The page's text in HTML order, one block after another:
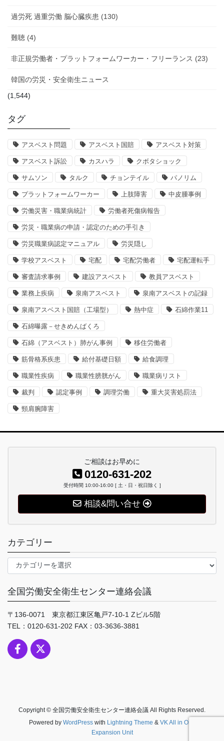
過労死 過重労働 脳心臓疾患 (130)
難聴 (4)
非正規労働者・プラットフォームワーカー・フリーランス (23)
韓国の労災・安全衛生ニュース
(1,544)
タグ
アスベスト問題 アスベスト国賠 アスベスト対策
アスベスト訴訟 カスハラ クボタショック
サムソン タルク チョンテイル パノリム
プラットフォームワーカー 上肢障害 中皮腫事例
労働災害・職業病統計 労働者死傷病報告
労災・職業病の申請・認定のための手引き
労災職業病認定マニュアル 労災隠し
学校アスベスト 宅配 宅配労働者 宅配運転手
審査請求事例 建設アスベスト 教員アスベスト
業務上疾病 泉南アスベスト 泉南アスベストの記録
泉南アスベスト国賠（工場型） 熱中症 石綿作業11
石綿曝露－せきめんばくろ
石綿（アスベスト）肺がん事例 移住労働者
筋骨格系疾患 給付基礎日額 給食調理
職業性疾病 職業性膀胱がん 職業病リスト
裁判 認定事例 調理労働 重大災害処罰法
頸肩腕障害
ご相談はお早めに
0120-631-202
受付時間 10:00-16:00 [ 土・日・祝日除く ]
相談&問い合せ
カテゴリー
テ
リ
ー
全国労働安全衛生センター連絡会議
〒136-0071 東京都江東区亀戸7-10-1 Zビル5階
TEL：0120-631-202 FAX：03-3636-3881
Copyright © 全国労働安全衛生センター連絡会議 All Rights Reserved.
Powered by WordPresswith Lightning Theme & VK All in One
Expansion Unit